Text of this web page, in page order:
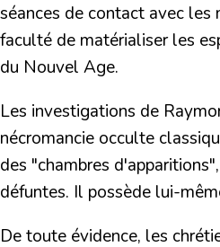
séances de contact avec
faculté de matérialiser les
du Nouvel Age.
Les investigations de
nécromancie occulte
des "chambres
défuntes. Il possède lui-
De toute évidence, les